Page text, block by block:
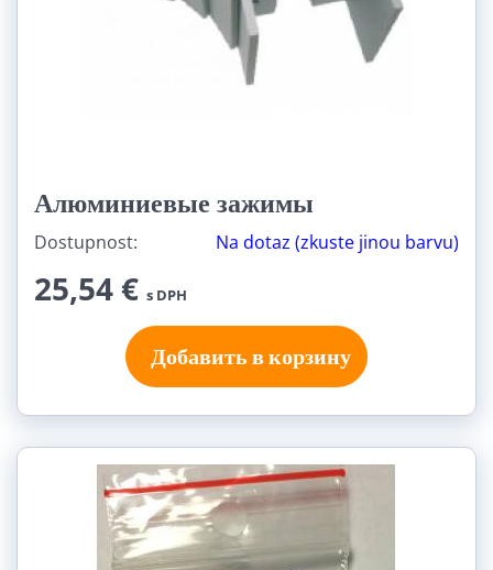
Алюминиевые зажимы
Dostupnost: Na dotaz (zkuste jinou barvu)
25,54 € s DPH
Добавить в корзину